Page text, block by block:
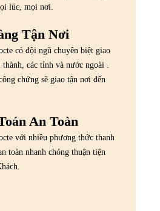
lúc, mọi nơi.
Tận Nơi
có đội ngũ chuyên biệt giao
các tỉnh và nước ngoài .
chứng sẽ giao tận nơi đến
An Toàn
với nhiều phương thức thanh
toàn nhanh chóng thuận tiện